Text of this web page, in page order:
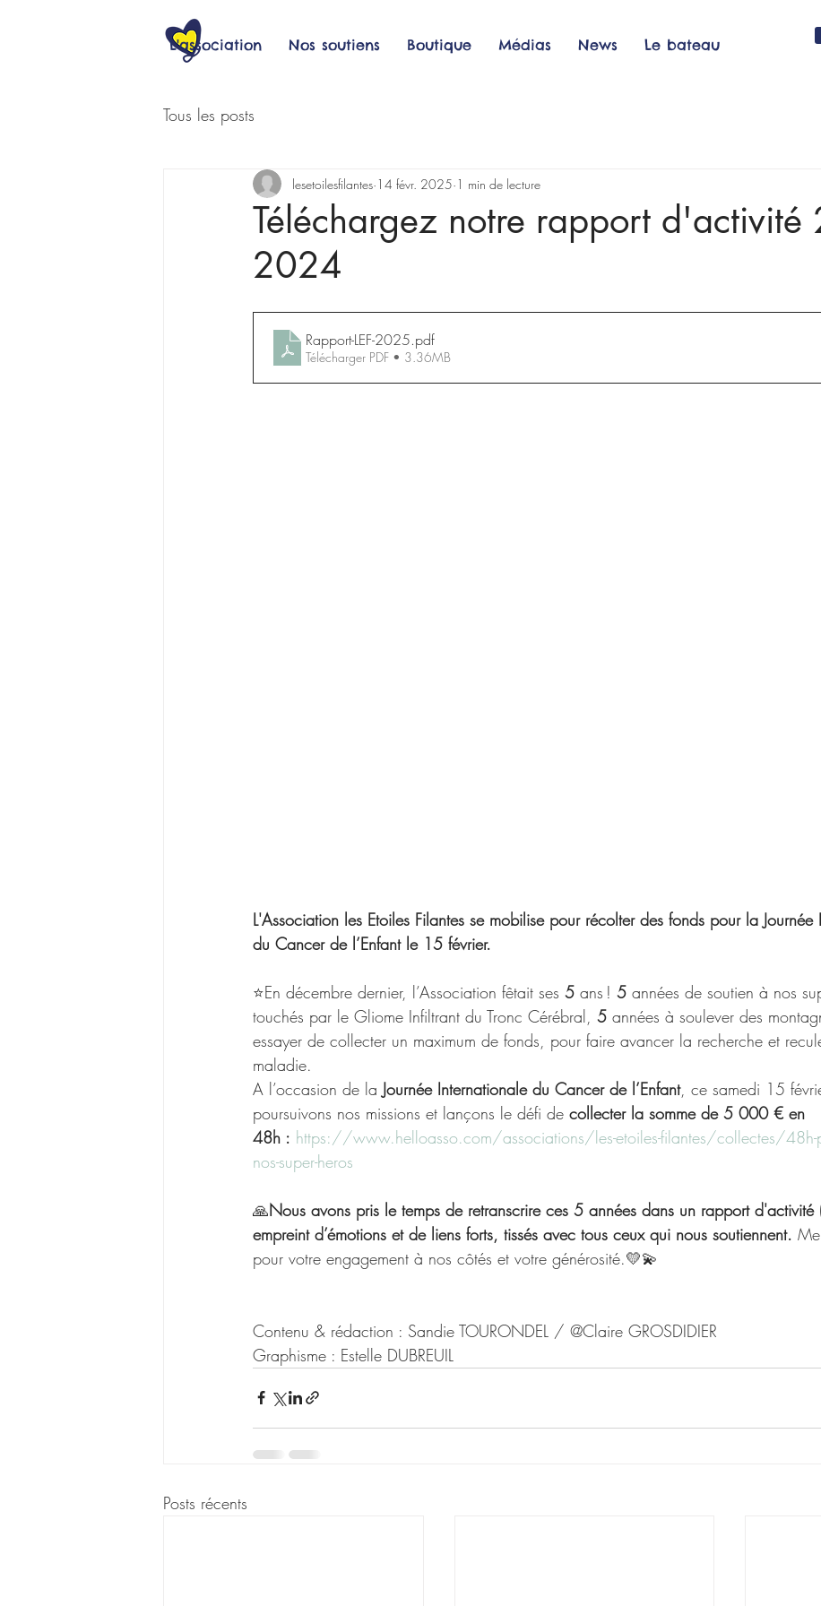
L'association Nos soutiens Boutique Médias News Le bateau
Tous les posts
Téléchargez notre rapport d'activité
2024
lesetoilesfilantes 14 févr. 2025 1 min de lecture
Rapport-LEF-2025.pdf
Télécharger PDF • 3.36MB
L'Association les Etoiles Filantes se mobilise pour récolter des fonds pour la Journée
du Cancer de l’Enfant le 15 février.
⭐️En décembre dernier, l’Association fêtait ses 5 ans ! 5 années de soutien à nos
touchés par le Gliome Infiltrant du Tronc Cérébral, 5 années à soulever des
essayer de collecter un maximum de fonds, pour faire avancer la recherche et
maladie.
A l’occasion de la Journée Internationale du Cancer de l’Enfant, ce samedi 15
poursuivons nos missions et lançons le défi de collecter la somme de 5 000 € en
48h : https://www.helloasso.com/associations/les-etoiles-filantes/collectes/48h-
nos-super-heros
🙏Nous avons pris le temps de retranscrire ces 5 années dans un rapport d'activité
empreint d’émotions et de liens forts, tissés avec tous ceux qui nous soutiennent.
pour votre engagement à nos côtés et votre générosité.💛💫
Contenu & rédaction : Sandie TOURONDEL / @Claire GROSDIDIER
Graphisme : Estelle DUBREUIL
Posts récents